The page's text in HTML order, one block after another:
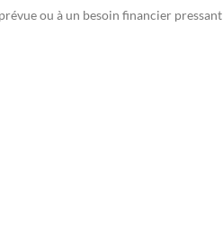
ou à un besoin financier pressant